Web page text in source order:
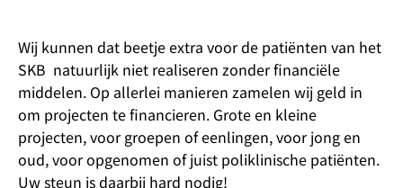
Wij kunnen dat beetje extra voor de patiënten van het
SKB natuurlijk niet realiseren zonder financiële
middelen. Op allerlei manieren zamelen wij geld in
om projecten te financieren. Grote en kleine
projecten, voor groepen of eenlingen, voor jong en
oud, voor opgenomen of juist poliklinische patiënten.
Uw steun is daarbij hard nodig!